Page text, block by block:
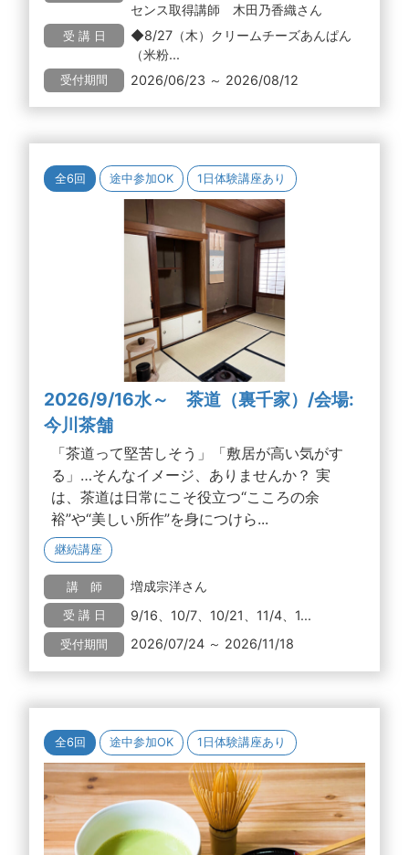
センス取得講師 木田乃香織さん
受 講 日
◆8/27（木）クリームチーズあんぱん
（米粉...
受付期間 2026/06/23 ～ 2026/08/12
全6回 途中参加OK 1日体験講座あり
2026/9/16水～ 茶道（裏千家）/会場:
今川茶舗
「茶道って堅苦しそう」「敷居が高い気がす
る」…そんなイメージ、ありませんか？ 実
は、茶道は日常にこそ役立つ“こころの余
裕”や“美しい所作”を身につけら...
継続講座
講 師 増成宗洋さん
受 講 日 9/16、10/7、10/21、11/4、1...
受付期間 2026/07/24 ～ 2026/11/18
全6回 途中参加OK 1日体験講座あり